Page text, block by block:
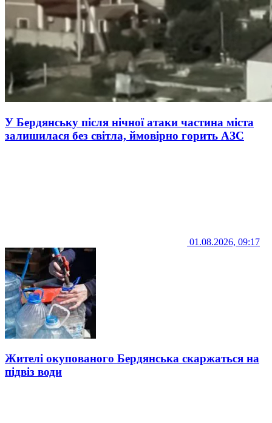
У Бердянську після нічної атаки частина міста
залишилася без світла, ймовірно горить АЗС
01.08.2026, 09:17
Жителі окупованого Бердянська скаржаться на
підвіз води